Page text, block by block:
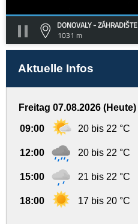
DONOVALY - ZÁHRADIŠTE
1031 m
Aktuelle Infos
Freitag 07.08.2026 (Heute)
09:00 20 bis 22 °C
12:00 20 bis 22 °C
15:00 21 bis 22 °C
18:00 17 bis 20 °C